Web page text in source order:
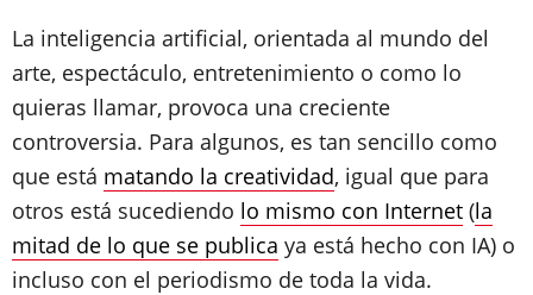
La inteligencia artificial, orientada al mundo del
arte, espectáculo, entretenimiento o como lo
quieras llamar, provoca una creciente
controversia. Para algunos, es tan sencillo como
que está matando la creatividad, igual que para
otros está sucediendo lo mismo con Internet (la
mitad de lo que se publica ya está hecho con IA) o
incluso con el periodismo de toda la vida.